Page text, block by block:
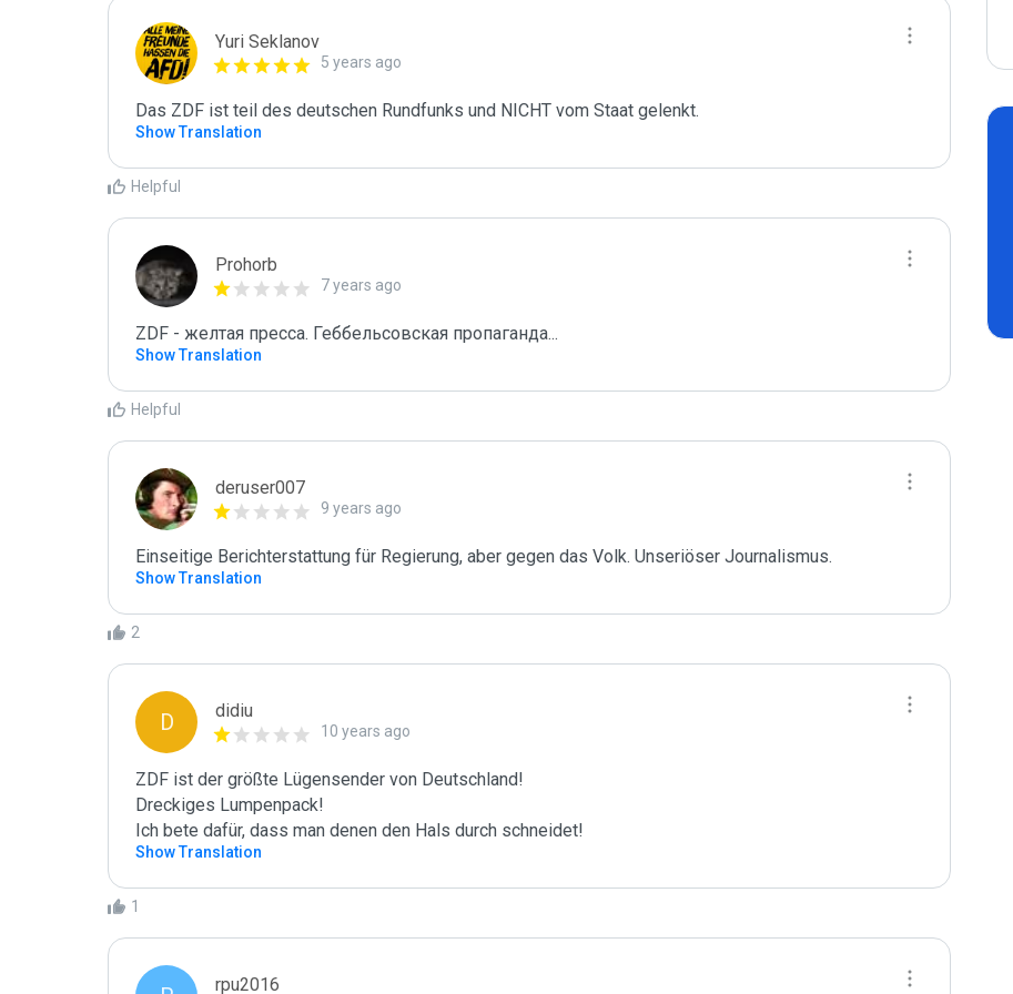
Yuri Seklanov
5 years ago
Das ZDF ist teil des deutschen Rundfunks und NICHT vom Staat gelenkt.
Show Translation
Helpful
Prohorb
7 years ago
ZDF - желтая пресса. Геббельсовская пропаганда...
Show Translation
Helpful
deruser007
9 years ago
Einseitige Berichterstattung für Regierung, aber gegen das Volk. Unseriöser Journalismus.
Show Translation
2
D didiu
10 years ago
ZDF ist der größte Lügensender von Deutschland!
Dreckiges Lumpenpack!
Ich bete dafür, dass man denen den Hals durch schneidet!
Show Translation
1
rpu2016